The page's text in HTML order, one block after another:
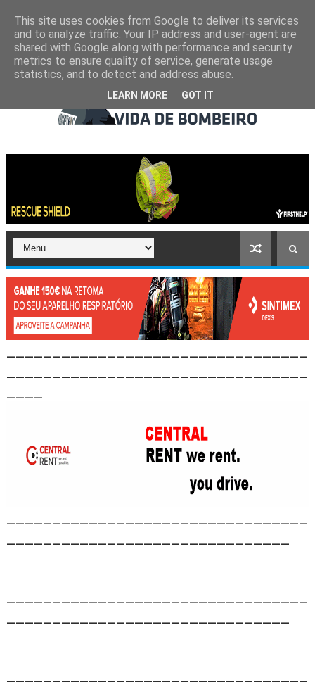
This site uses cookies from Google to deliver its services
and to analyze traffic. Your IP address and user-agent are
shared with Google along with performance and security
metrics to ensure quality of service, generate usage
statistics, and to detect and address abuse.
LEARN MORE GOT IT